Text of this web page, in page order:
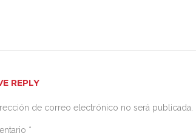
REPLY
de correo electrónico no será publicada.
*